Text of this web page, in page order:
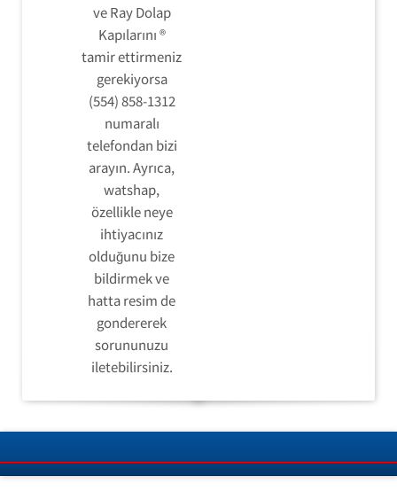
ve Ray Dolap
Kapılarını ®
tamir ettirmeniz
gerekiyorsa
(554) 858-1312
numaralı
telefondan bizi
arayın. Ayrıca,
watshap,
özellikle neye
ihtiyacınız
olduğunu bize
bildirmek ve
hatta resim de
gondererek
sorununuzu
iletebilirsiniz.